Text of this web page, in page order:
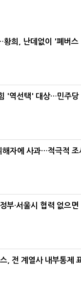
황희, 난데없이 '폐버스
'역선택' 대상…민주당
해자에 사과…적극적 조
부·서울시 협력 없으
, 전 계열사 내부통제